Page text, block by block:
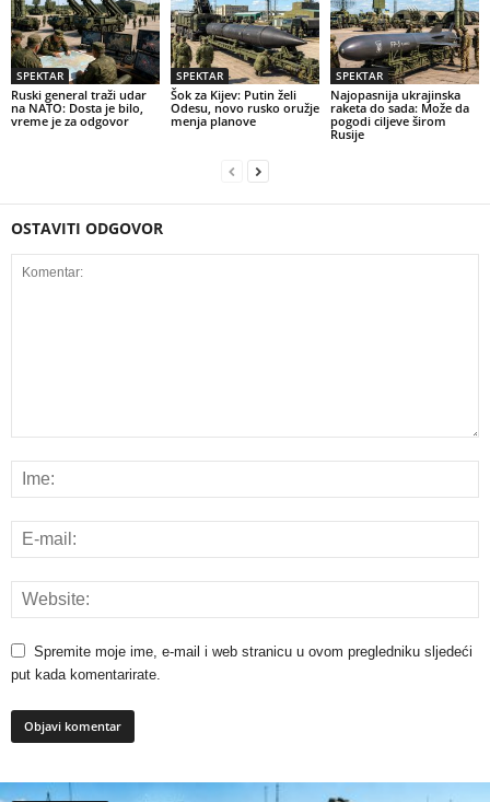
SPEKTAR
Ruski general traži udar
na NATO: Dosta je bilo,
vreme je za odgovor
SPEKTAR
Šok za Kijev: Putin želi
Odesu, novo rusko oružje
menja planove
SPEKTAR
Najopasnija ukrajinska
raketa do sada: Može da
pogodi ciljeve širom
Rusije
OSTAVITI ODGOVOR
Spremite moje ime, e-mail i web stranicu u ovom pregledniku sljedeći
put kada komentarirate.